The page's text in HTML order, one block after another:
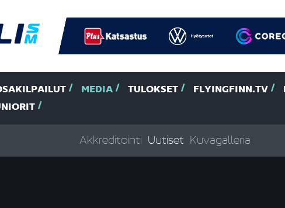
MEDIA TULOKSET FLYINGFINN.TV
Akkreditointi Uutiset Kuvagalleria